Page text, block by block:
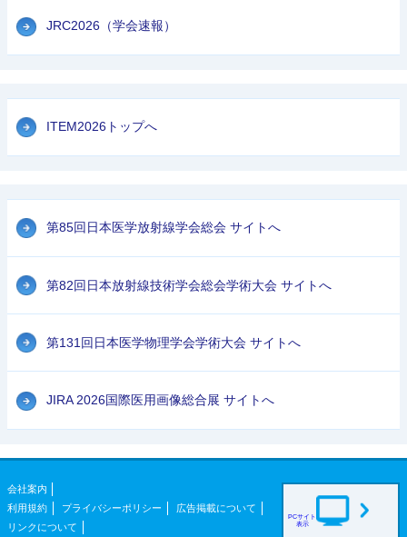
JRC2026（学会速報）
ITEM2026トップへ
第85回日本医学放射線学会総会 サイトへ
第82回日本放射線技術学会総会学術大会 サイトへ
第131回日本医学物理学会学術大会 サイトへ
JIRA 2026国際医用画像総合展 サイトへ
会社案内
利用規約
プライバシーポリシー
広告掲載について
リンクについて
PCサイト
表示